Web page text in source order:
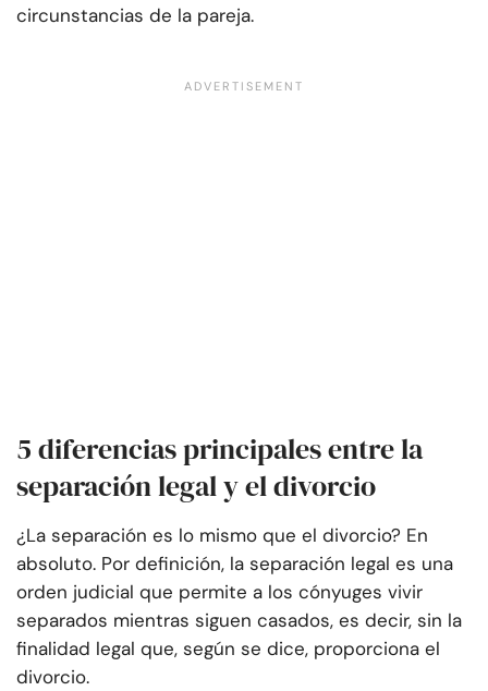
circunstancias de la pareja.
5 diferencias principales entre la
separación legal y el divorcio
¿La separación es lo mismo que el divorcio? En
absoluto. Por definición, la separación legal es una
orden judicial que permite a los cónyuges vivir
separados mientras siguen casados, es decir, sin la
finalidad legal que, según se dice, proporciona el
divorcio.